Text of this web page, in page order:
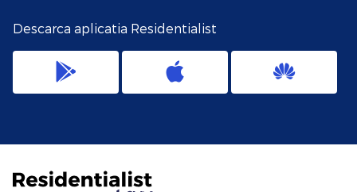
Descarca aplicatia Residentialist